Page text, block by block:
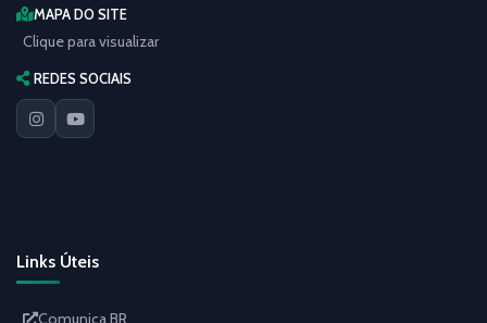
MAPA DO SITE
Clique para visualizar
REDES SOCIAIS
Links Úteis
Comunica BR